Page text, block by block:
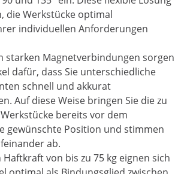
die Werkstücke optimal
individuellen Anforderungen
starken Magnetverbindungen sorgen
dafür, dass Sie unterschiedliche
schnell und akkurat
Auf diese Weise bringen Sie die zu
bereits vor dem
gewünschte Position und stimmen
ab.
von bis zu 75 kg eignen sich